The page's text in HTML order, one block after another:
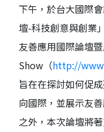
下午，於台大國際
壇-科技創意與創業
友善應用國際論壇
Show（http://
旨在在探討如何促
向國際，並展示友
之外，本次論壇將